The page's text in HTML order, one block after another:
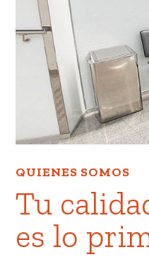
QUIENES SOMOS
Tu
es lo